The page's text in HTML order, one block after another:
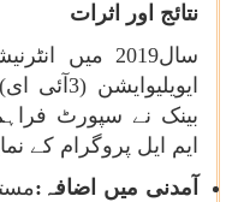
نتائج اور اثرات
سال2019 میں
بینک نے سپورٹ
ایم ایل پروگرام کے
آمدنی میں اضافہ: